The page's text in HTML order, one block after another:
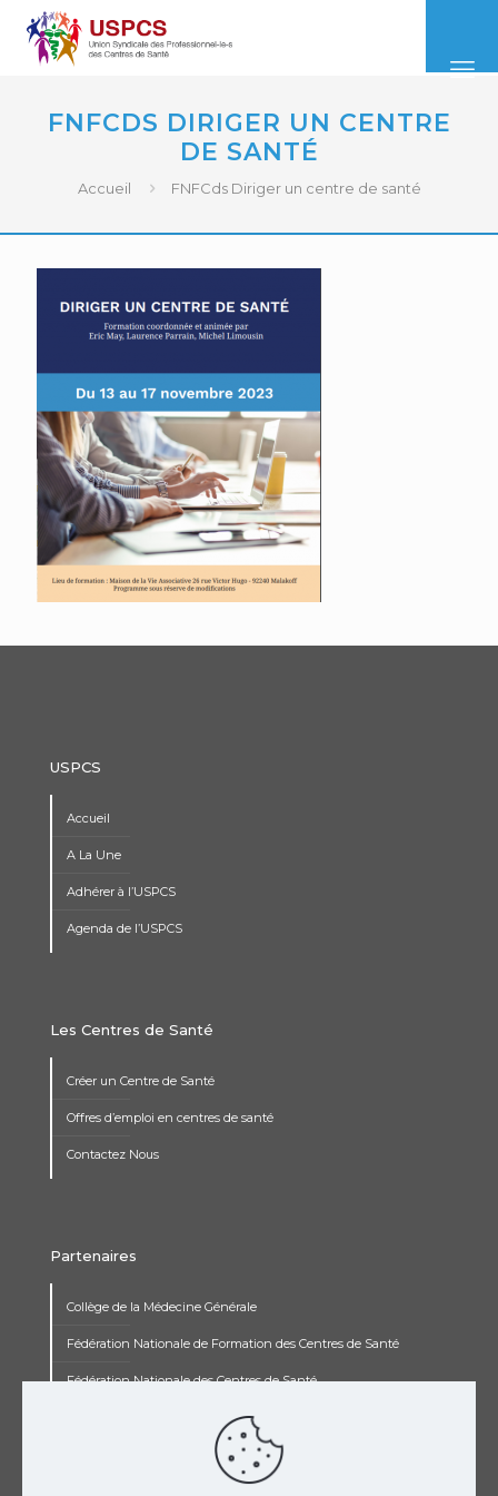
FNFCDS DIRIGER UN CENTRE
DE SANTÉ
Accueil FNFCds Diriger un centre de santé
USPCS
Accueil
A La Une
Adhérer à l’USPCS
Agenda de l’USPCS
Les Centres de Santé
Créer un Centre de Santé
Offres d’emploi en centres de santé
Contactez Nous
Partenaires
Collège de la Médecine Générale
Fédération Nationale de Formation des Centres de Santé
Fédération Nationale des Centres de Santé
Institut de Recherche Jean François Rey